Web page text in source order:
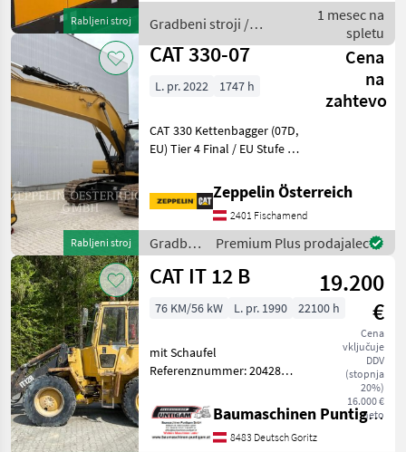
Rabljeni stroj
Veranstaltungen. Mit dem
wirt
Gradbeni stroji /
CAT
1 mesec na
spletu
Rabljeni stroj
CAT 330-07
Cena
na
zahtevo
L. pr. 2022 1747 h
CAT 330 Kettenbagger (07D,
EU) Tier 4 Final / EU Stufe V
360° Kamera Reach-
Ausleger 6, 15 m + Stiel 3, 20
Zusatzs
Zeppelin Österreich
2401 Fischamend
Gradbeni
stroji /
CAT
Premium Plus prodajalec
CAT IT 12 B
19.200
€
Cena
vključuje
DDV
(stopnja
20%)
16.000 €
neto
76 KM/56 kW L. pr. 1990 22100 h
mit Schaufel
Referenznummer: 20428
GmbH Unser Spezialgebiet:
Ankauf - Verkauf -
Vermietung von
Baumaschinen Puntigam GmbH
8483 Deutsch Goritz